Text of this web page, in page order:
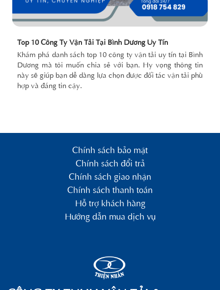
Top 10 Công Ty Vận Tải Tại Bình Dương Uy Tín
Khám phá danh sách top 10 công ty vận tải uy tín tại Bình
Dương mà tôi muốn chia sẻ với bạn. Hy vọng thông tin
này sẽ giúp bạn dễ dàng lựa chọn được đối tác vận tải phù
hợp và đáng tin cậy.
Chính sách bảo mật
Chính sách đổi trả
Chính sách giao nhận
Chính sách thanh toán
Hỗ trợ khách hàng
Hướng dẫn mua dịch vụ